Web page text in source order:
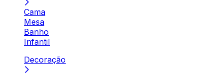
Cama
Mesa
Banho
Infantil
Decoração